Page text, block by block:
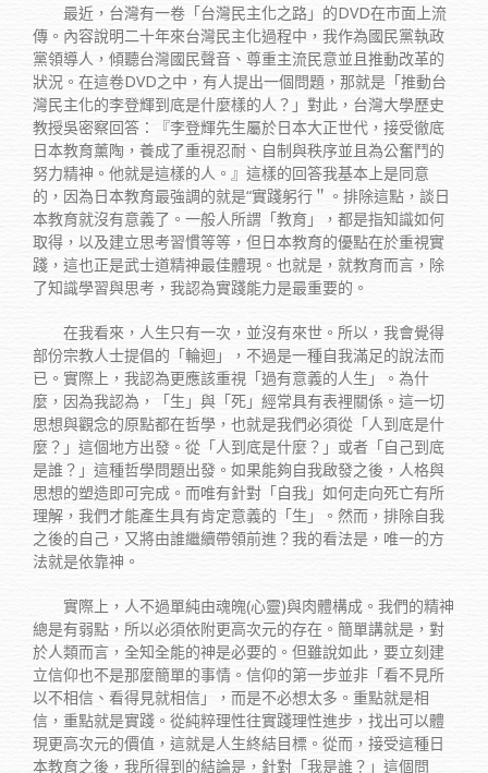
最近，台灣有一卷「台灣民主化之路」的DVD在市面上流
傳。內容說明二十年來台灣民主化過程中，我作為國民黨執政
黨領導人，傾聽台灣國民聲音、尊重主流民意並且推動改革的
狀況。在這卷DVD之中，有人提出一個問題，那就是「推動台
灣民主化的李登輝到底是什麼樣的人？」對此，台灣大學歷史
教授吳密察回答：『李登輝先生屬於日本大正世代，接受徹底
日本教育薰陶，養成了重視忍耐、自制與秩序並且為公奮鬥的
努力精神。他就是這樣的人。』這樣的回答我基本上是同意
的，因為日本教育最強調的就是“實踐躬行＂。排除這點，談日
本教育就沒有意義了。一般人所謂「教育」，都是指知識如何
取得，以及建立思考習慣等等，但日本教育的優點在於重視實
踐，這也正是武士道精神最佳體現。也就是，就教育而言，除
了知識學習與思考，我認為實踐能力是最重要的。
在我看來，人生只有一次，並沒有來世。所以，我會覺得
部份宗教人士提倡的「輪迴」，不過是一種自我滿足的說法而
已。實際上，我認為更應該重視「過有意義的人生」。為什
麼，因為我認為，「生」與「死」經常具有表裡關係。這一切
思想與觀念的原點都在哲學，也就是我們必須從「人到底是什
麼？」這個地方出發。從「人到底是什麼？」或者「自己到底
是誰？」這種哲學問題出發。如果能夠自我啟發之後，人格與
思想的塑造即可完成。而唯有針對「自我」如何走向死亡有所
理解，我們才能產生具有肯定意義的「生」。然而，排除自我
之後的自己，又將由誰繼續帶領前進？我的看法是，唯一的方
法就是依靠神。
實際上，人不過單純由魂魄(心靈)與肉體構成。我們的精神
總是有弱點，所以必須依附更高次元的存在。簡單講就是，對
於人類而言，全知全能的神是必要的。但雖說如此，要立刻建
立信仰也不是那麼簡單的事情。信仰的第一步並非「看不見所
以不相信、看得見就相信」，而是不必想太多。重點就是相
信，重點就是實踐。從純粹理性往實踐理性進步，找出可以體
現更高次元的價值，這就是人生終結目標。從而，接受這種日
本教育之後，我所得到的結論是，針對「我是誰？」這個問